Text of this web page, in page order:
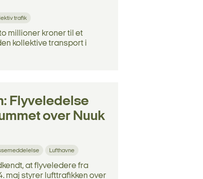
trafik
millioner kroner til et
kollektive transport i
Flyveledelse
over Nuuk
Lufthavne
at flyveledere fra
maj styrer lufttrafikken over